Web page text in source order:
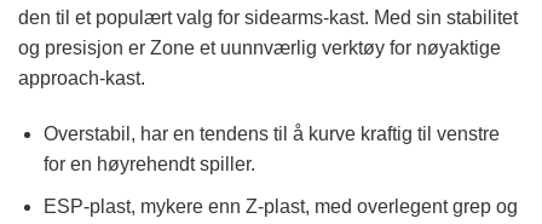
den til et populært valg for sidearms-kast. Med sin stabilitet
og presisjon er Zone et uunnværlig verktøy for nøyaktige
approach-kast.
Overstabil, har en tendens til å kurve kraftig til venstre
for en høyrehendt spiller.
ESP-plast, mykere enn Z-plast, med overlegent grep og